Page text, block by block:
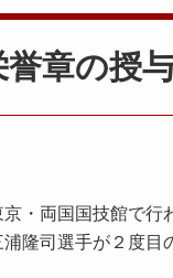
章の授
・両国国技館で
隆司選手が２度目